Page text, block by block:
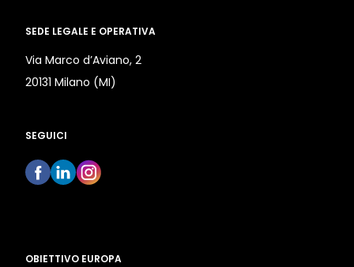
SEDE LEGALE E OPERATIVA
Via Marco d’Aviano, 2
20131 Milano (MI)
SEGUICI
OBIETTIVO EUROPA